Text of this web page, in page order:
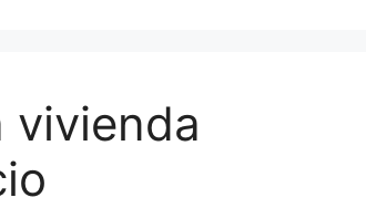
vivienda